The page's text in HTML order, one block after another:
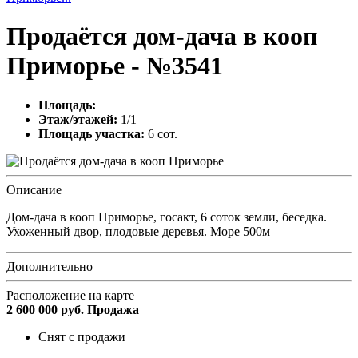
Продаётся дом-дача в кооп
Приморье - №3541
Площадь:
Этаж/этажей: 1/1
Площадь участка: 6 сот.
Описание
Дом-дача в кооп Приморье, госакт, 6 соток земли, беседка.
Ухоженный двор, плодовые деревья. Море 500м
Дополнительно
Расположение на карте
2 600 000 руб. Продажа
Снят с продажи